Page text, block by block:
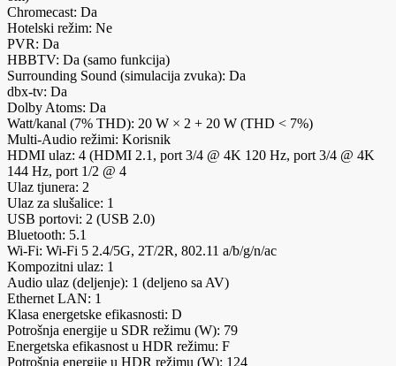
Chromecast: Da
Hotelski režim: Ne
PVR: Da
HBBTV: Da (samo funkcija)
Surrounding Sound (simulacija zvuka): Da
dbx-tv: Da
Dolby Atoms: Da
Watt/kanal (7% THD): 20 W × 2 + 20 W (THD < 7%)
Multi-Audio režimi: Korisnik
HDMI ulaz: 4 (HDMI 2.1, port 3/4 @ 4K 120 Hz, port 3/4 @ 4K
144 Hz, port 1/2 @ 4
Ulaz tjunera: 2
Ulaz za slušalice: 1
USB portovi: 2 (USB 2.0)
Bluetooth: 5.1
Wi-Fi: Wi-Fi 5 2.4/5G, 2T/2R, 802.11 a/b/g/n/ac
Kompozitni ulaz: 1
Audio ulaz (deljenje): 1 (deljeno sa AV)
Ethernet LAN: 1
Klasa energetske efikasnosti: D
Potrošnja energije u SDR režimu (W): 79
Energetska efikasnost u HDR režimu: F
Potrošnja energije u HDR režimu (W): 124